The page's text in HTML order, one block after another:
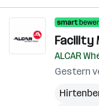
Facility
ALCAR
Gestern